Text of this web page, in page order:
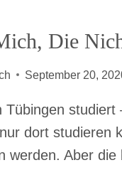
Die
September 20,
studiert
dort studieren
werden. Aber